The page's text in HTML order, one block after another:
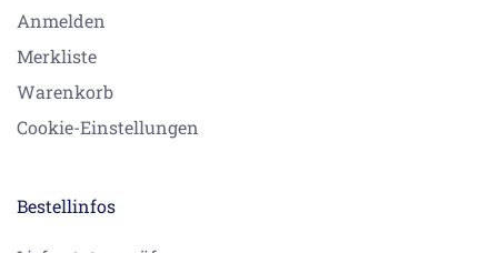
Anmelden
Merkliste
Warenkorb
Cookie-Einstellungen
Bestellinfos